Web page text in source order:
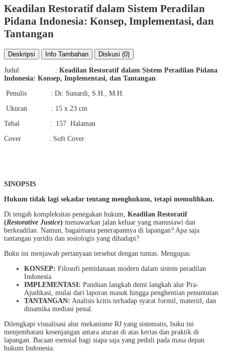
Keadilan Restoratif dalam Sistem Peradilan
Pidana Indonesia: Konsep, Implementasi, dan
Tantangan
Deskripsi Info Tambahan Diskusi (0)
Judul : Keadilan Restoratif dalam Sistem Peradilan Pidana
Indonesia: Konsep, Implementasi, dan Tantangan
Penulis : Dr. Sunardi, S.H., M.H.
Ukuran : 15 x 23 cm
Tebal : 157 Halaman
Cover : Soft Cover
SINOPSIS
Hukum tidak lagi sekadar tentang menghukum, tetapi memulihkan.
Di tengah kompleksitas penegakan hukum, Keadilan Restoratif
(Restorative Justice) menawarkan jalan keluar yang manusiawi dan
berkeadilan. Namun, bagaimana penerapannya di lapangan? Apa saja
tantangan yuridis dan sosiologis yang dihadapi?
Buku ini menjawab pertanyaan tersebut dengan tuntas. Mengupas:
KONSEP: Filosofi pemidanaan modern dalam sistem peradilan
Indonesia.
IMPLEMENTASI: Panduan langkah demi langkah alur Pra-
Ajudikasi, mulai dari laporan masuk hingga penghentian penuntutan.
TANTANGAN: Analisis kritis terhadap syarat formil, materiil, dan
dinamika mediasi penal.
Dilengkapi visualisasi alur mekanisme RJ yang sistematis, buku ini
menjembatani kesenjangan antara aturan di atas kertas dan praktik di
lapangan. Bacaan esensial bagi siapa saja yang peduli pada masa depan
hukum Indonesia.